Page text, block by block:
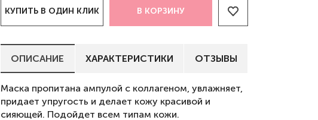
КУПИТЬ В ОДИН КЛИК В КОРЗИНУ
ОПИСАНИЕ ХАРАКТЕРИСТИКИ ОТЗЫВЫ
Маска пропитана ампулой с коллагеном, увлажняет,
придает упругость и делает кожу красивой и
сияющей. Подойдет всем типам кожи.